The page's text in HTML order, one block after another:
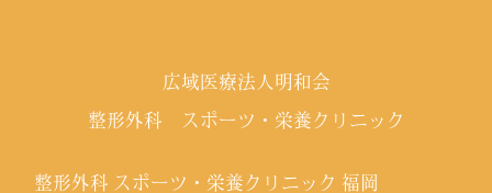
広域医療法人明和会
整形外科 スポーツ・栄養クリニック
整形外科 スポーツ・栄養クリニック 福岡